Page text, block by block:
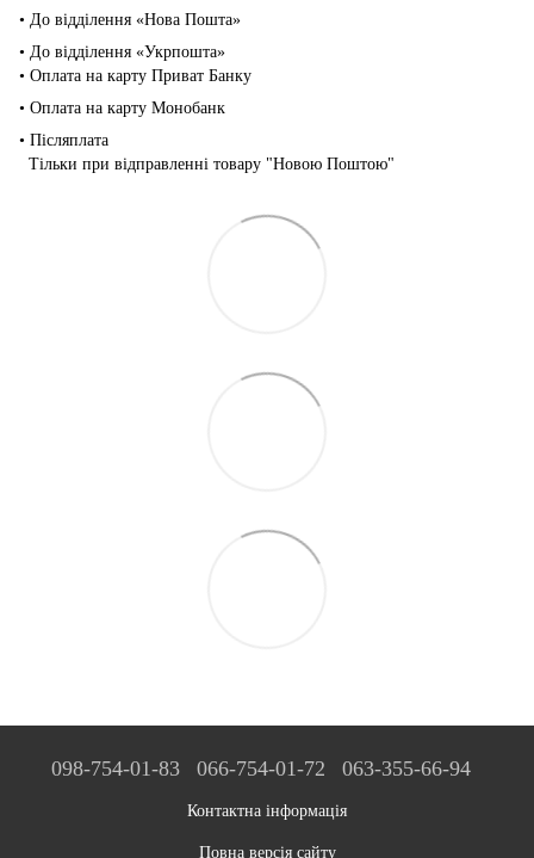
• До відділення «Нова Пошта»
• До відділення «Укрпошта»
• Оплата на карту Приват Банку
• Оплата на карту Монобанк
• Післяплата
Тільки при відправленні товару "Новою Поштою"
098-754-01-83 066-754-01-72 063-355-66-94
Контактна інформація
Повна версія сайту